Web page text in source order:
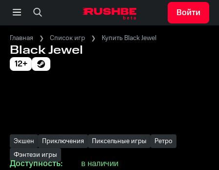
Войти
Главная Список игр Купить Black Jewel
Black Jewel
12+
Экшен Приключения Пиксельные игры
Ретро
Фэнтези игры
Доступность:
в наличии